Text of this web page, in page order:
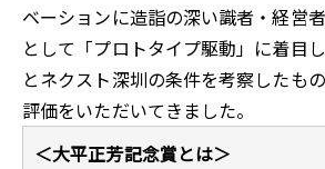
ベーションに造詣の深い識者・経営
として「プロトタイプ駆動」に着目
とネクスト深圳の条件を考察したも
評価をいただいてきました。
＜大平正芳記念賞とは＞